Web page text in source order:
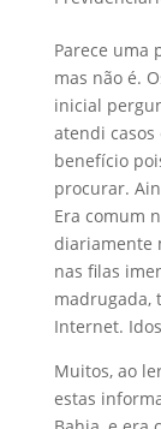
Parece uma
mas não é.
inicial
atendi
benefício
procurar.
Era comum
diariamente
nas filas
madrugada,
Internet.
Muitos, ao
estas